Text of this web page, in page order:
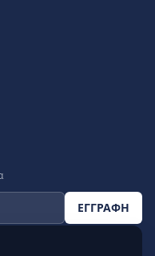
ΕΓΓΡΑΦΗ